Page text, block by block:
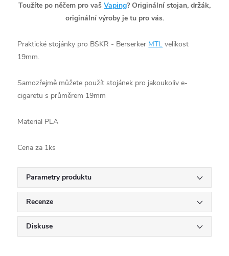
Toužíte po něčem pro vaš Vaping? Originální stojan, držák,
originální výroby je tu pro vás.
Praktické stojánky pro BSKR - Berserker MTL velikost
19mm.
Samozřejmě můžete použít stojánek pro jakoukoliv e-
cigaretu s průměrem 19mm
Material PLA
Cena za 1ks
Parametry produktu
Recenze
Diskuse